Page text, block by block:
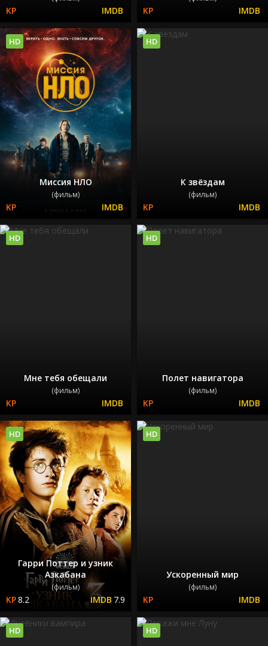
Миссия НЛО
(фильм)
HD
К звёздам
(фильм)
HD
Мне тебя обещали
(фильм)
HD
Полет навигатора
(фильм)
HD
Гарри Поттер и узник
Азкабана
(фильм)
8.2 7.9
HD
Ускоренный мир
(фильм)
HD
HD HD